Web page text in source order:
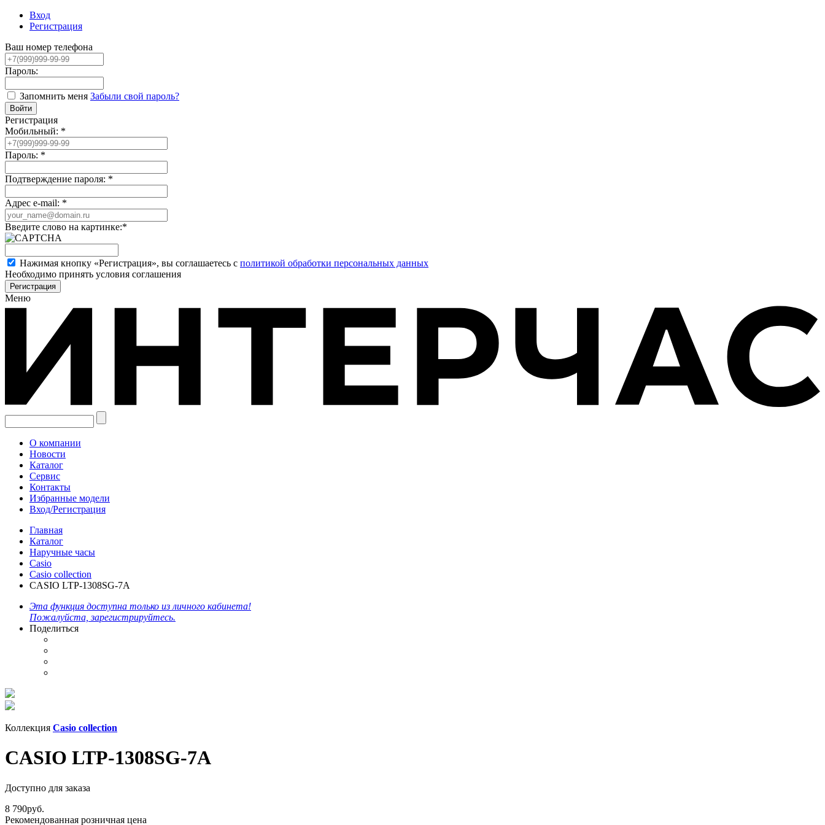
Вход
Регистрация
Ваш номер телефона
Пароль:
Запомнить меня Забыли свой пароль?
Регистрация
Мобильный: *
Пароль: *
Подтверждение пароля: *
Адрес e-mail: *
Введите слово на картинке:*
Нажимая кнопку «Регистрация», вы соглашаетесь с политикой обработки персональных данных
Необходимо принять условия соглашения
Меню
О компании
Новости
Каталог
Сервис
Контакты
Избранные модели
Вход/Регистрация
Главная
Каталог
Наручные часы
Casio
Casio collection
CASIO LTP-1308SG-7A
Эта функция доступна только из личного кабинета!
Пожалуйста, зарегистрируйтесь.
Поделиться
Коллекция Casio collection
CASIO LTP-1308SG-7A
Доступно для заказа
8 790руб.
Рекомендованная розничная цена